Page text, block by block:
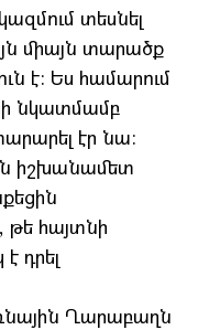
տեսնել
միայն տարածք
է: Ես համարում
նկատմամբ
էր նա:
իշխանամետ
թե հայտնի
դրել
Ղարաբաղն